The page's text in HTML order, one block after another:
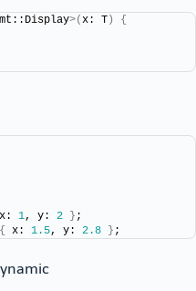
>(x: T)
{
x: 1, y: 2 } ;
{ x: 1.5, y: 2.8 } ;